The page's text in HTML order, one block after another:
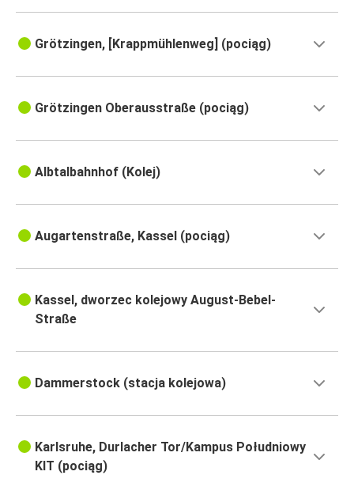
Grötzingen, [Krappmühlenweg] (pociąg)
Grötzingen Oberausstraße (pociąg)
Albtalbahnhof (Kolej)
Augartenstraße, Kassel (pociąg)
Kassel, dworzec kolejowy August-Bebel-
Straße
Dammerstock (stacja kolejowa)
Karlsruhe, Durlacher Tor/Kampus Południowy
KIT (pociąg)